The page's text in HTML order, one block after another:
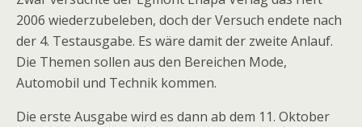
2006 wiederzubeleben, doch der Versuch endete nach
der 4. Testausgabe. Es wäre damit der zweite Anlauf.
Die Themen sollen aus den Bereichen Mode,
Automobil und Technik kommen.
Die erste Ausgabe wird es dann ab dem 11. Oktober